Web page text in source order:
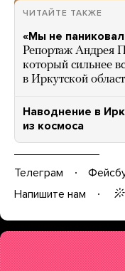
ЧИТАЙТЕ ТАКЖЕ
«Мы не
Репортаж Андрея
который сильнее
в Иркутской
Наводнение в
из космоса
Телеграм
Напишите нам